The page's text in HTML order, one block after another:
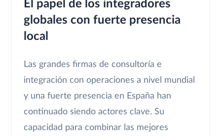
El papel de los integradores
globales con fuerte presencia
local
Las grandes firmas de consultoría e
integración con operaciones a nivel mundial
y una fuerte presencia en España han
continuado siendo actores clave. Su
capacidad para combinar las mejores